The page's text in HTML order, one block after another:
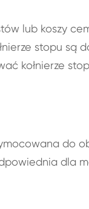
lub koszy
stopu
kołnierze
do
dla